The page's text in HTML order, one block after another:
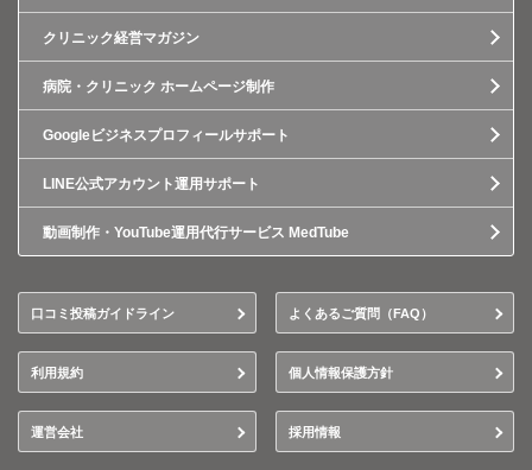
クリニック経営マガジン
病院・クリニック ホームページ制作
Googleビジネスプロフィールサポート
LINE公式アカウント運用サポート
動画制作・YouTube運用代行サービス MedTube
口コミ投稿ガイドライン よくあるご質問（FAQ）
利用規約 個人情報保護方針
運営会社 採用情報